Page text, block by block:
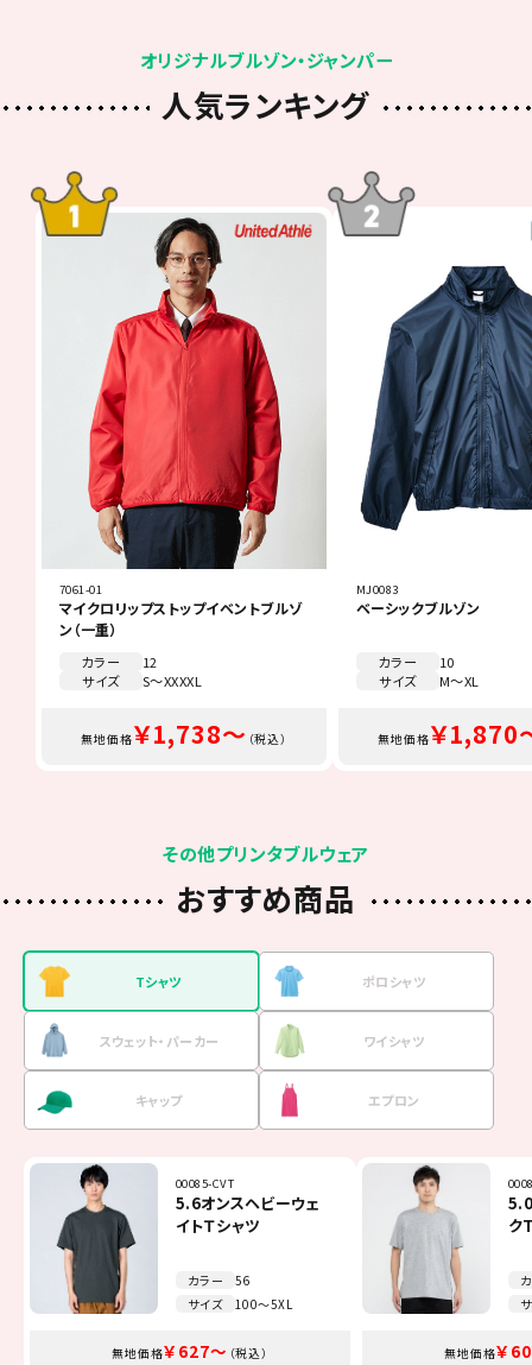
オリジナルブルゾン・ジャンパー
人気ランキング
7061-01
マイクロリップストップイベントブルゾ
ン（一重）
カラー
12
サイズ
S～XXXXL
無地価格￥1,738～ （税込）
MJ0083
ベーシックブルゾン
カラー
10
サイズ
M～XL
無地価格￥1,870
その他プリンタブルウェア
おすすめ商品
Tシャツ ポロシャツ
スウェット・ パーカー ワイシャツ
キャップ エプロン
00085-CVT
5.6オンスヘビーウェ
イトＴシャツ
カラー
56
サイズ
100～5XL
無地価格￥627～ （税込）
ク
無地価格￥
00141-NVP
5.8オンスT／Cポロシ
ャツ（ポケット無し）
カラー
11
サイズ
SS～5L
無地価格￥1,100～（税込）
ポ
無地価格￥
00216-MLH
8.4オンス フーデッ
ドライトパーカー
カラー
16
サイズ
100～2XL
無地価格￥2,035～（税込）
ー
無地価格￥
FB4510U
オックスフォード長袖
シャツ
カラー
13
サイズ
SS～4L
無地価格￥3,245～（税込）
オ
シ
無地価格￥
00700-EVM
イベントメッシュキャ
ップ
カラー
51
サイズ
F～JL
無地価格￥308～ （税込）
リ
無地価格￥
TCA-014
Beeエプロン
カラー
7
サイズ
F
無地価格￥1,375～（税込）
ミ
無地価格￥